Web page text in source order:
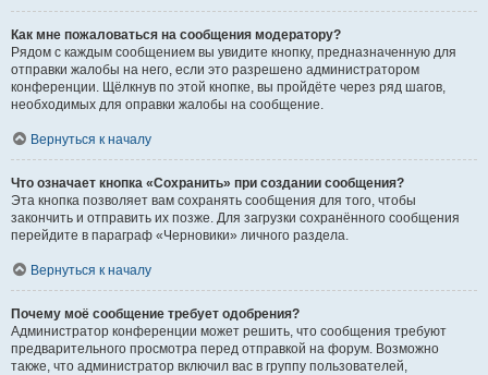
Как мне пожаловаться на сообщения модератору?
Рядом с каждым сообщением вы увидите кнопку, предназначенную для
отправки жалобы на него, если это разрешено администратором
конференции. Щёлкнув по этой кнопке, вы пройдёте через ряд шагов,
необходимых для оправки жалобы на сообщение.
Вернуться к началу
Что означает кнопка «Сохранить» при создании сообщения?
Эта кнопка позволяет вам сохранять сообщения для того, чтобы
закончить и отправить их позже. Для загрузки сохранённого сообщения
перейдите в параграф «Черновики» личного раздела.
Вернуться к началу
Почему моё сообщение требует одобрения?
Администратор конференции может решить, что сообщения требуют
предварительного просмотра перед отправкой на форум. Возможно
также, что администратор включил вас в группу пользователей,